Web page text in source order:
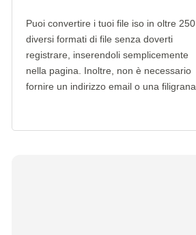
Puoi convertire i tuoi file iso in oltre 250
diversi formati di file senza doverti
registrare, inserendoli semplicemente
nella pagina. Inoltre, non è necessario
fornire un indirizzo email o una filigrana.